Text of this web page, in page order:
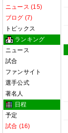
ニュース (15)
ブログ (7)
トピックス
ランキング
ニュース
試合
ファンサイト
選手公式
著名人
日程
予定
試合 (16)